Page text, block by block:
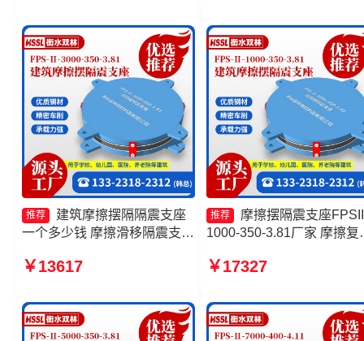
推荐
建筑摩擦摆隔隔震支座
一个多少钱 摩擦滑移隔震支座
格 摩擦摆隔震支座FPSII-
￥13617
推荐
摩擦摆隔震支座
1000-350-3.81厂家 摩擦复
支座生产厂家 摩擦隔震支
￥17327